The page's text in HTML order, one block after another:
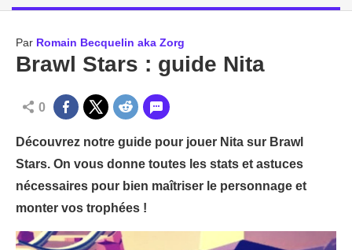
Par Romain Becquelin aka Zorg
Brawl Stars : guide Nita
0
Découvrez notre guide pour jouer Nita sur Brawl
Stars. On vous donne toutes les stats et astuces
nécessaires pour bien maîtriser le personnage et
monter vos trophées !